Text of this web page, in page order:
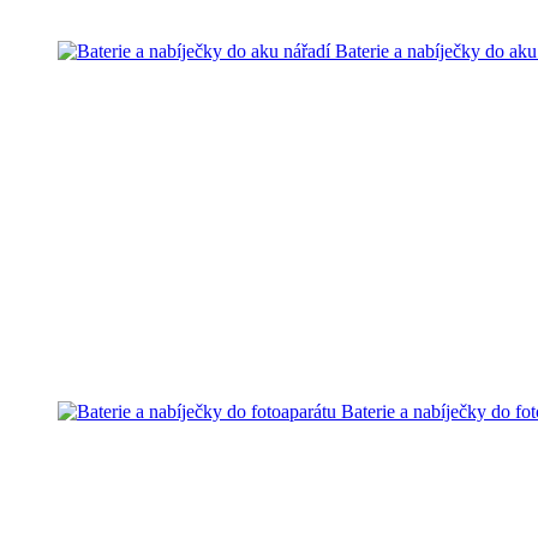
Baterie a nabíječky do
Baterie a nabíječky do